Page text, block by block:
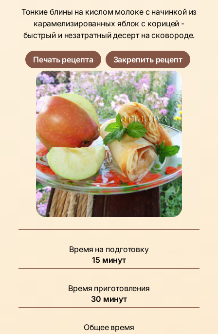
Тонкие блины на кислом молоке с начинкой из
карамелизированных яблок с корицей -
быстрый и незатратный десерт на сковороде.
Печать рецепта Закрепить рецепт
Время на подготовку
15минуты
минут
Время приготовления
30минуты
минут
Общее время